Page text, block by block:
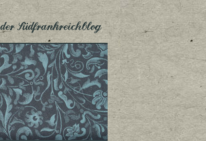
der Südfrankreichblog